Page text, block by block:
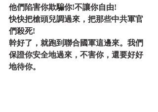
他們陷害你欺騙你!不讓你自由!
快快把槍頭兒調過來，把那些中共軍官
們殺死!
幹好了，就跑到聯合國軍這邊來。我們
保證你安全地過來，不害你，還要好好
地待你。